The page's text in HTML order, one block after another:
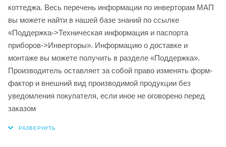
коттеджа. Весь перечень информации по инверторам МАП
вы можете найти в нашей базе знаний по ссылке
«Поддержка->Техническая информация и паспорта
приборов->Инверторы». Информацию о доставке и
монтаже вы можете получить в разделе «Поддержка».
Производитель оставляет за собой право изменять форм-
фактор и внешний вид производимой продукции без
уведомления покупателя, если иное не оговорено перед
заказом